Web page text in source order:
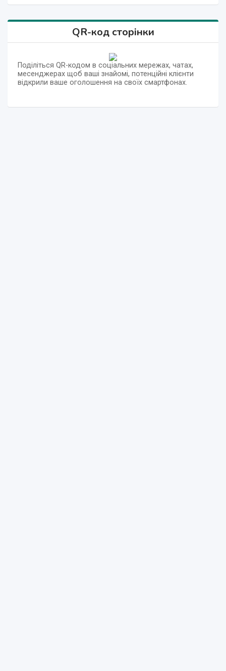
QR-код сторінки
Поділіться QR-кодом в соціальних мережах, чатах,
месенджерах щоб ваші знайомі, потенційні клієнти
відкрили ваше оголошення на своїх смартфонах.